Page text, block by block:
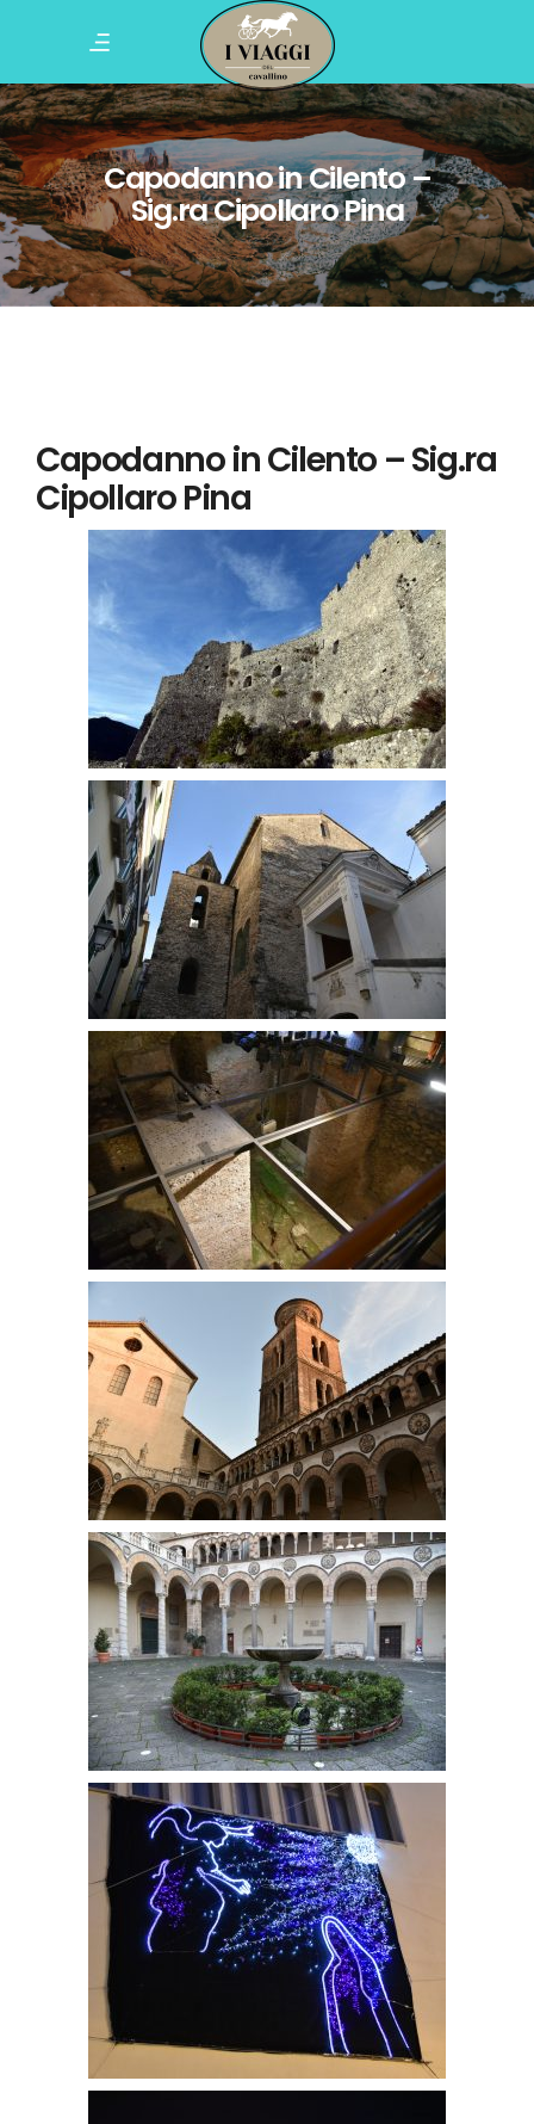
Capodanno in Cilento –
Sig.ra Cipollaro Pina
Capodanno in Cilento – Sig.ra
Cipollaro Pina